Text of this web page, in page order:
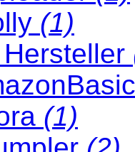
(1)
(1)